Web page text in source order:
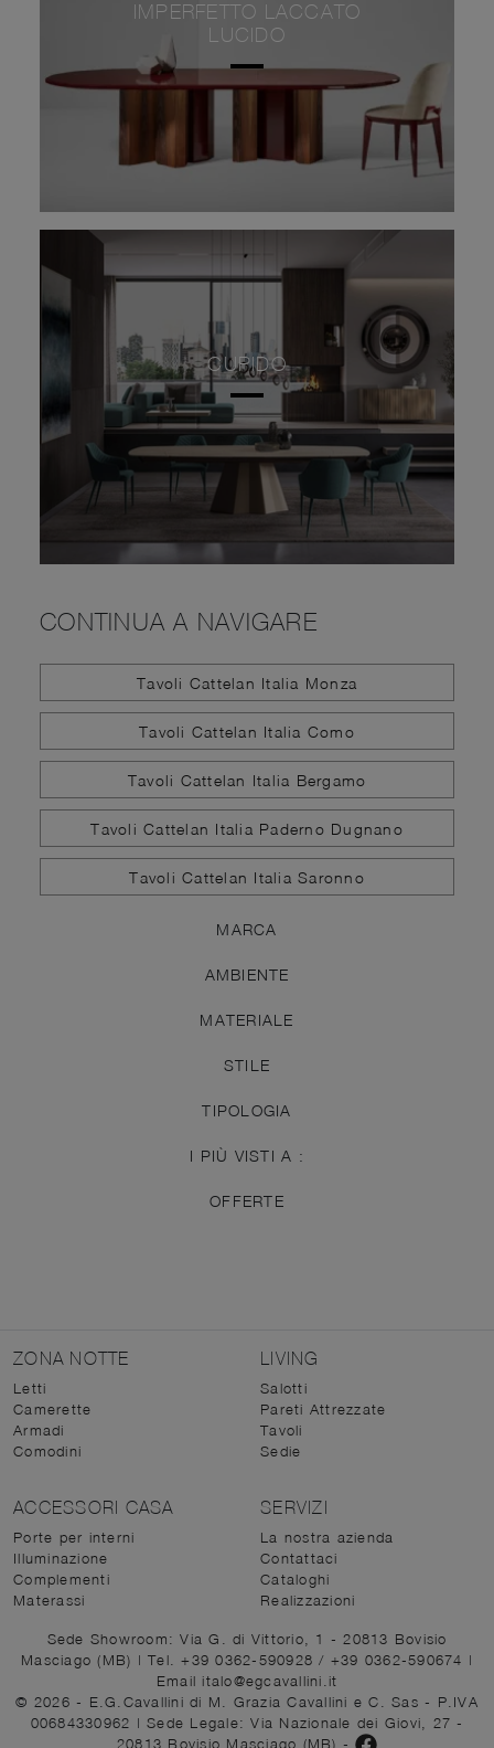
IMPERFETTO LACCATO
LUCIDO
CUPIDO
CONTINUA A NAVIGARE
Tavoli Cattelan Italia Monza
Tavoli Cattelan Italia Como
Tavoli Cattelan Italia Bergamo
Tavoli Cattelan Italia Paderno Dugnano
Tavoli Cattelan Italia Saronno
MARCA
AMBIENTE
MATERIALE
STILE
TIPOLOGIA
I PIÙ VISTI A :
OFFERTE
ZONA NOTTE
Letti
Camerette
Armadi
Comodini
LIVING
Salotti
Pareti Attrezzate
Tavoli
Sedie
ACCESSORI CASA
Porte per interni
Illuminazione
Complementi
Materassi
SERVIZI
La nostra azienda
Contattaci
Cataloghi
Realizzazioni
Sede Showroom: Via G. di Vittorio, 1 - 20813 Bovisio
Masciago (MB) | Tel. +39 0362-590928/ +39 0362-590674 |
Email italo@egcavallini.it
© 2026 - E.G.Cavallini di M. Grazia Cavallini e C. Sas - P.IVA
00684330962 | Sede Legale: Via Nazionale dei Giovi, 27 -
20813 Bovisio Masciago (MB) -